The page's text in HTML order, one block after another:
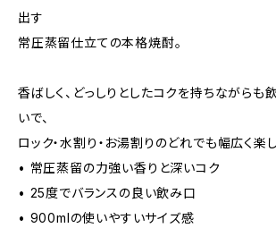
出す
常圧蒸留仕立ての本格焼酎。
香ばしく、どっしりとしたコクを持ちながらも
いで、
ロック・水割り・お湯割りのどれでも幅広く楽し
• 常圧蒸留の力強い香りと深いコク
• 25度でバランスの良い飲み口
• 900mlの使いやすいサイズ感